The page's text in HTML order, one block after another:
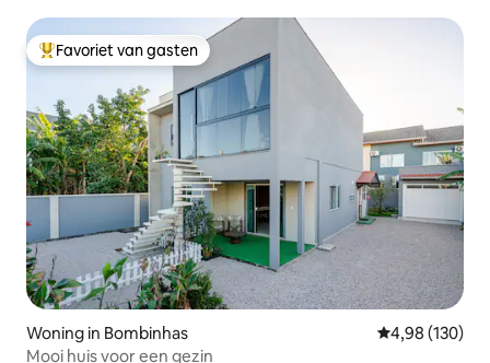
Topfavoriet van gasten
Favoriet van gasten
Woning in Bombinhas Gemiddelde
4,98 (130)
Mooi huis voor een gezin